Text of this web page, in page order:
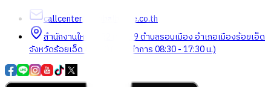
callcenter@globalhouse.co.th
สำนักงานใหญ่: 232 หมู่ที่ 19 ตำบลรอบเมือง อำเภอเมืองร้อยเอ็ด
จังหวัดร้อยเอ็ด 45000 (เวลาทำการ 08:30 - 17:30 น.)